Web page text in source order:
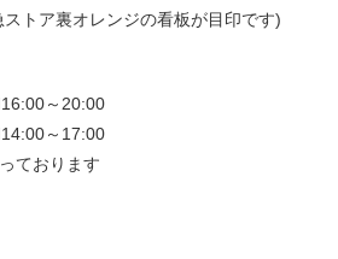
トア裏オレンジの看板が目印です)
～20:00
～17:00
ております